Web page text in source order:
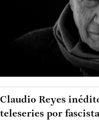
Claudio Reyes
teleseries por